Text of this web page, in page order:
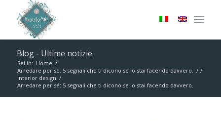
Blog - Ultime notizie
Sei in: Home /
Arredare per sé: 5 segnali che ti dicono se lo stai facendo davvero. / /
Interior design /
Arredare per sé: 5 segnali che ti dicono se lo stai facendo davvero.